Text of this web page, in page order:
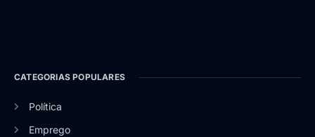
CATEGORIAS POPULARES
Política
Emprego